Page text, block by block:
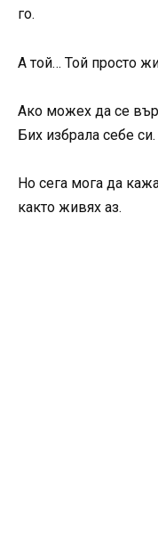
го.
А той… Той просто
Ако можех да се
Бих избрала себе си.
Но сега мога да
както живях аз.